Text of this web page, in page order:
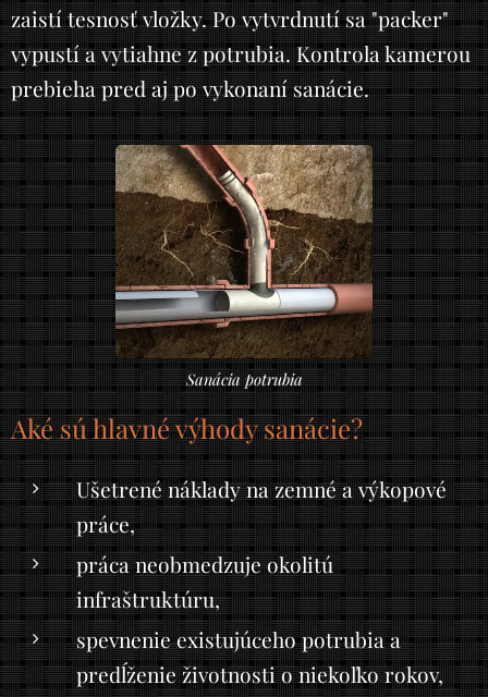
zaistí tesnosť vložky. Po vytvrdnutí sa "packer"
vypustí a vytiahne z potrubia. Kontrola kamerou
prebieha pred aj po vykonaní sanácie.
Sanácia potrubia
Aké sú hlavné výhody sanácie?
Ušetrené náklady na zemné a výkopové
práce,
práca neobmedzuje okolitú
infraštruktúru,
spevnenie existujúceho potrubia a
predĺženie životnosti o niekoľko rokov,